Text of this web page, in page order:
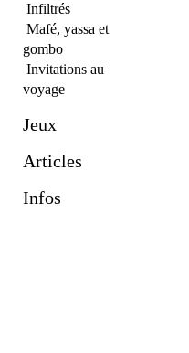
Infiltrés
Mafé, yassa et
gombo
Invitations au
voyage
Jeux
Articles
Infos